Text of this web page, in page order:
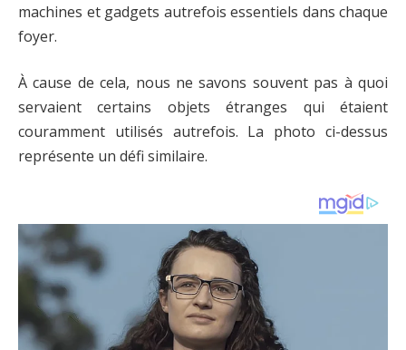
machines et gadgets autrefois essentiels dans chaque
foyer.
À cause de cela, nous ne savons souvent pas à quoi
servaient certains objets étranges qui étaient
couramment utilisés autrefois. La photo ci-dessus
représente un défi similaire.